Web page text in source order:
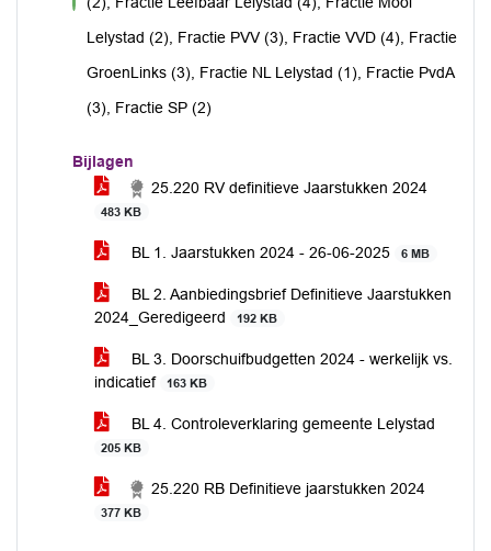
Lelystad (2), Fractie PVV (3), Fractie VVD (4), Fractie
GroenLinks (3), Fractie NL Lelystad (1), Fractie PvdA
(3), Fractie SP (2)
Bijlagen
25.220 RV definitieve Jaarstukken 2024
483 KB
BL 1. Jaarstukken 2024 - 26-06-2025 6 MB
BL 2. Aanbiedingsbrief Definitieve Jaarstukken
2024_Geredigeerd
192 KB
BL 3. Doorschuifbudgetten 2024 - werkelijk vs.
indicatief
163 KB
BL 4. Controleverklaring gemeente Lelystad
205 KB
25.220 RB Definitieve jaarstukken 2024
377 KB